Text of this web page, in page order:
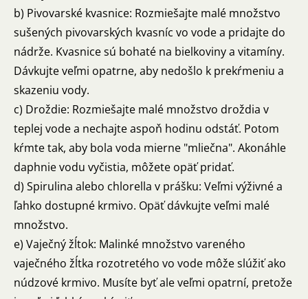
b) Pivovarské kvasnice: Rozmiešajte malé množstvo
sušených pivovarských kvasníc vo vode a pridajte do
nádrže. Kvasnice sú bohaté na bielkoviny a vitamíny.
Dávkujte veľmi opatrne, aby nedošlo k prekŕmeniu a
skazeniu vody.
c) Droždie: Rozmiešajte malé množstvo droždia v
teplej vode a nechajte aspoň hodinu odstáť. Potom
kŕmte tak, aby bola voda mierne "mliečna". Akonáhle
daphnie vodu vyčistia, môžete opäť pridať.
d) Spirulina alebo chlorella v prášku: Veľmi výživné a
ľahko dostupné krmivo. Opäť dávkujte veľmi malé
množstvo.
e) Vaječný žĺtok: Malinké množstvo vareného
vaječného žĺtka rozotretého vo vode môže slúžiť ako
núdzové krmivo. Musíte byť ale veľmi opatrní, pretože